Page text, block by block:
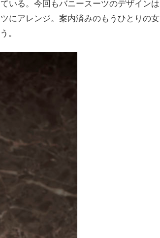
いる。今回もバニースーツのデザインは
にアレンジ。案内済みのもうひとりの女
。